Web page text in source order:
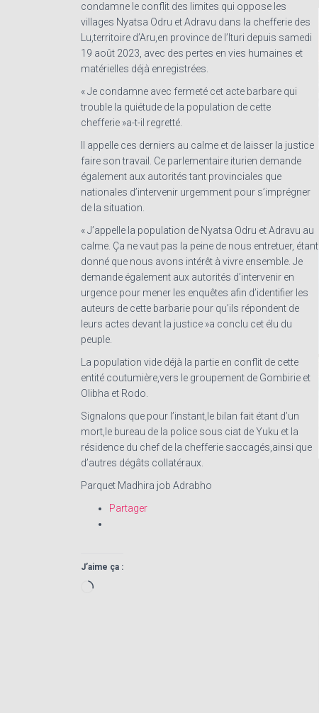
condamne le conflit des limites qui oppose les
villages Nyatsa Odru et Adravu dans la chefferie des
Lu,territoire d’Aru,en province de l’Ituri depuis samedi
19 août 2023, avec des pertes en vies humaines et
matérielles déjà enregistrées.
« Je condamne avec fermeté cet acte barbare qui
trouble la quiétude de la population de cette
chefferie »a-t-il regretté.
Il appelle ces derniers au calme et de laisser la justice
faire son travail. Ce parlementaire iturien demande
également aux autorités tant provinciales que
nationales d’intervenir urgemment pour s’imprégner
de la situation.
« J’appelle la population de Nyatsa Odru et Adravu au
calme. Ça ne vaut pas la peine de nous entretuer, étant
donné que nous avons intérêt à vivre ensemble. Je
demande également aux autorités d’intervenir en
urgence pour mener les enquêtes afin d’identifier les
auteurs de cette barbarie pour qu’ils répondent de
leurs actes devant la justice »a conclu cet élu du
peuple.
La population vide déjà la partie en conflit de cette
entité coutumière,vers le groupement de Gombirie et
Olibha et Rodo.
Signalons que pour l’instant,le bilan fait étant d’un
mort,le bureau de la police sous ciat de Yuku et la
résidence du chef de la chefferie saccagés,ainsi que
d’autres dégâts collatéraux.
Parquet Madhira job Adrabho
Partager
J’aime ça :